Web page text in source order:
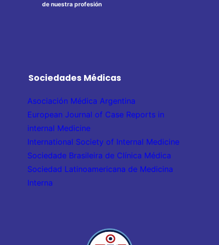
de nuestra profesión
Sociedades Médicas
Asociación Médica Argentina
European Journal of Case Reports in
internal Medicine
International Society of Internal Medicine
Sociedade Brasileira de Clínica Médica
Sociedad Latinoamericana de Medicina
Interna